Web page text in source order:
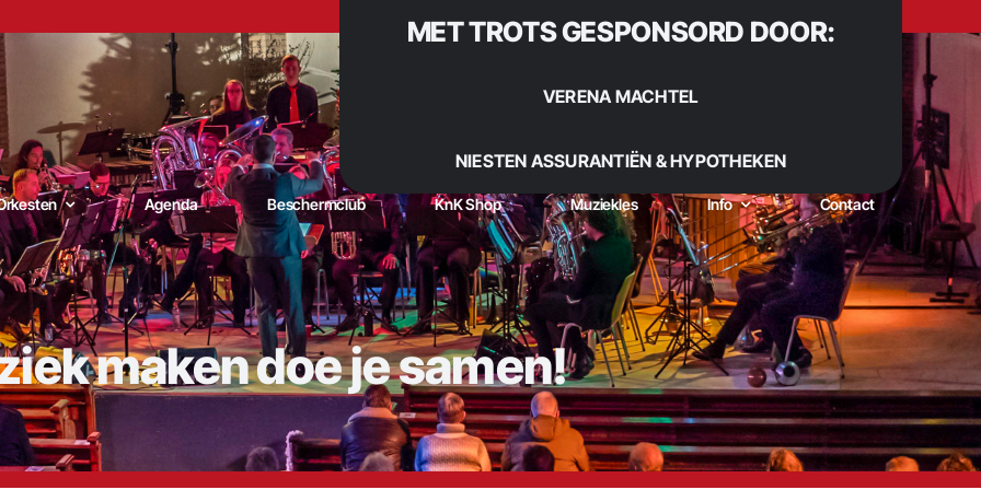
MET TROTS GESPONSORD DOOR:
VERENA MACHTEL
NIESTEN ASSURANTIËN & HYPOTHEKEN
Agenda Beschermclub KnK Shop Muziekles Info Contact
maken doe je samen!
Kunst naar Kracht – De muzikale trots van De Goorn | Sinds 1922